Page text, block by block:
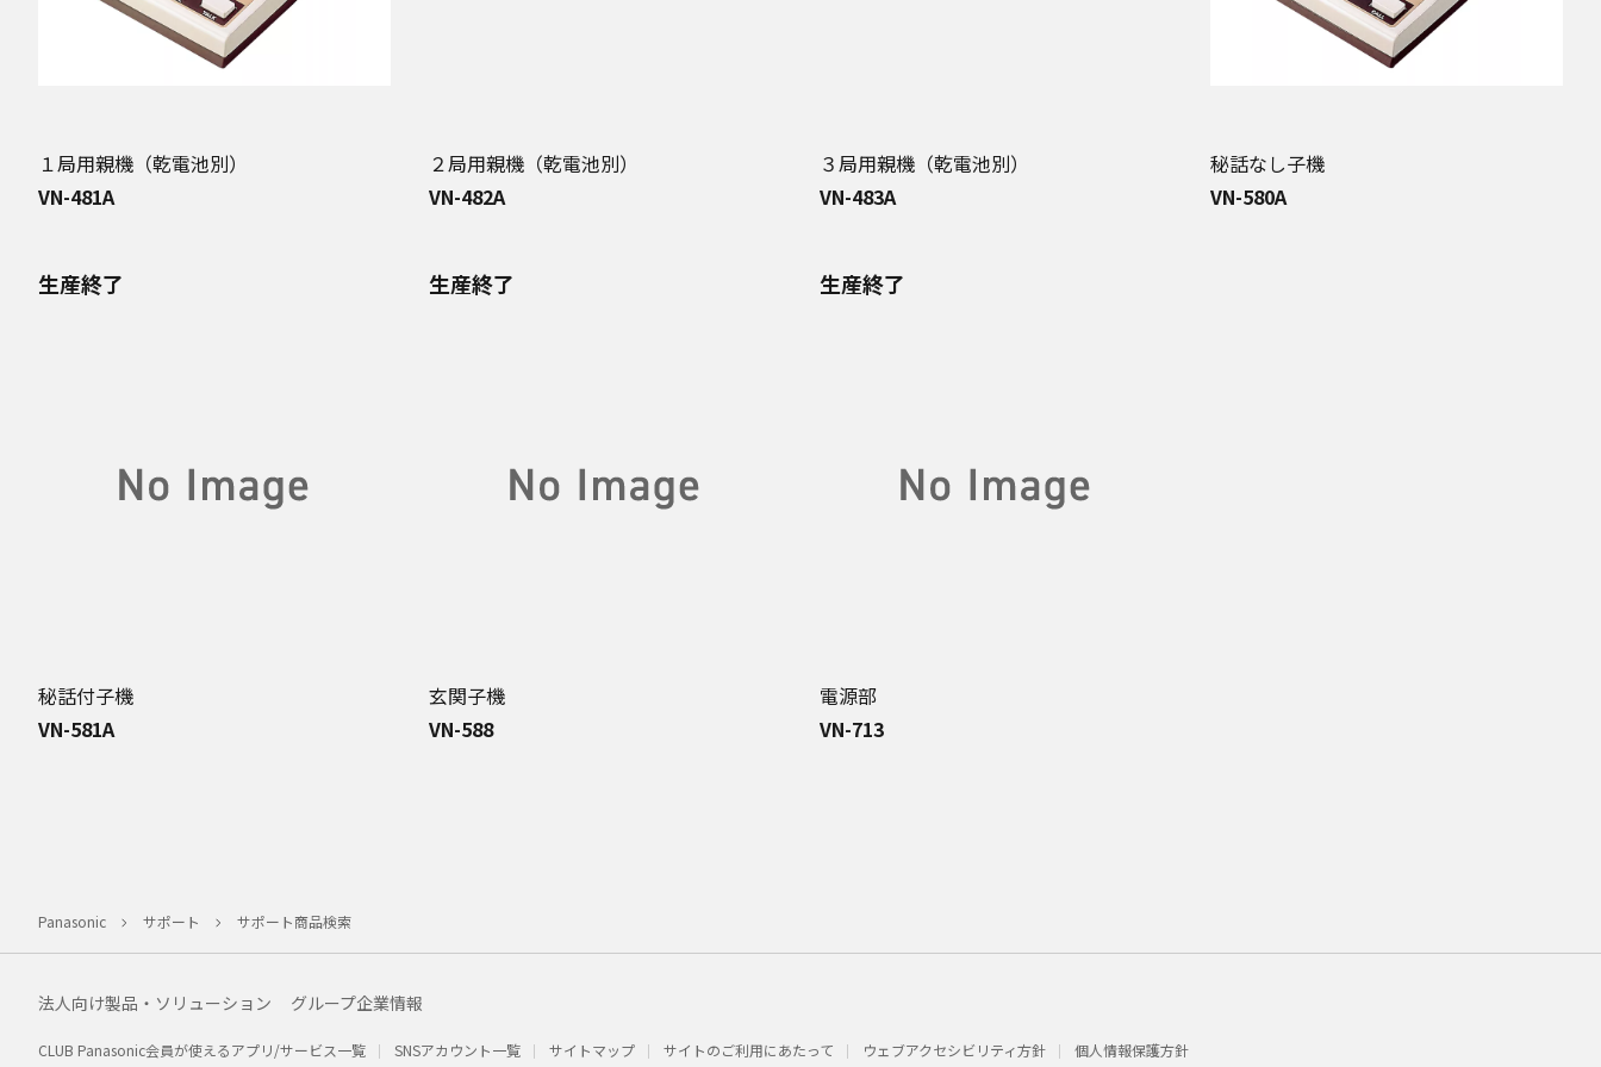
１局用親機（乾電池別）
VN-481A
２局用親機（乾電池別）
VN-482A
３局用親機（乾電池別）
VN-483A
秘話なし子機
VN-580A
生産終了
秘話付子機
VN-581A
生産終了
玄関子機
VN-588
生産終了
電源部
VN-713
Panasonic サポート サポート商品検索
法人向け製品・ソリューション グループ企業情報
CLUB Panasonic会員が使えるアプリ/サービス一覧 SNSアカウント一覧 サイトマップ サイトのご利用にあたって ウェブアクセシビリティ方針 個人情報保護方針